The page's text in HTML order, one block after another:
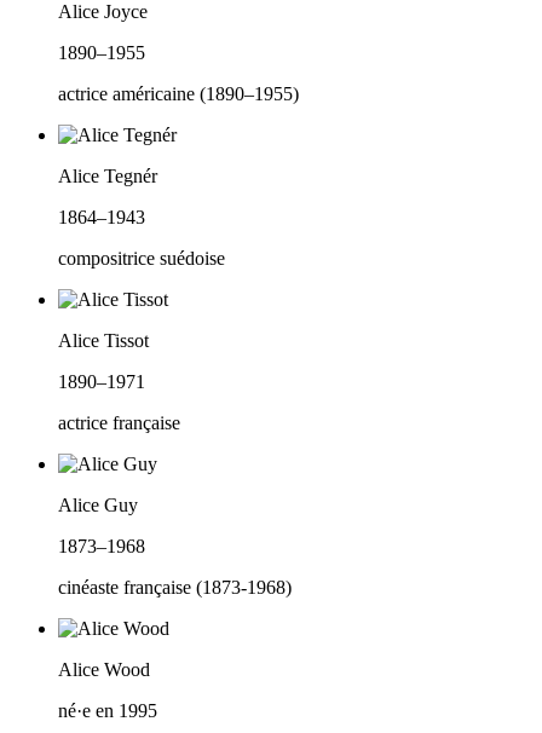
Alice Joyce
1890–1955
actrice américaine (1890–1955)
Alice Tegnér
1864–1943
compositrice suédoise
Alice Tissot
1890–1971
actrice française
Alice Guy
1873–1968
cinéaste française (1873-1968)
Alice Wood
né·e en 1995